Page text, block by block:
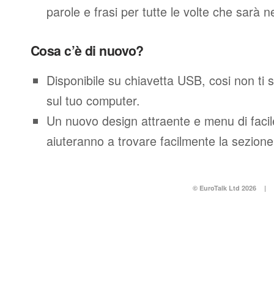
parole e frasi per tutte le volte che sarà
Cosa c’è di nuovo?
Disponibile su chiavetta USB, cosi non ti
sul tuo computer.
Un nuovo design attraente e menu di
aiuteranno a trovare facilmente la
© EuroTalk Ltd 2026 |